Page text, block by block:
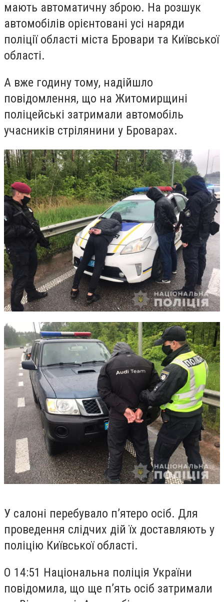
мають автоматичну зброю. На розшук
автомобілів орієнтовані усі наряди
поліції області міста Бровари та Київської
області.
А вже годину тому, надійшло
повідомлення, що на Житомирщині
поліцейські затримали автомобіль
учасників стрілянини у Броварах.
У салоні перебувало п’ятеро осіб. Для
проведення слідчих дій їх доставляють у
поліцію Київської області.
О 14:51 Національна поліція України
повідомила, що ще п’ять осіб затримали